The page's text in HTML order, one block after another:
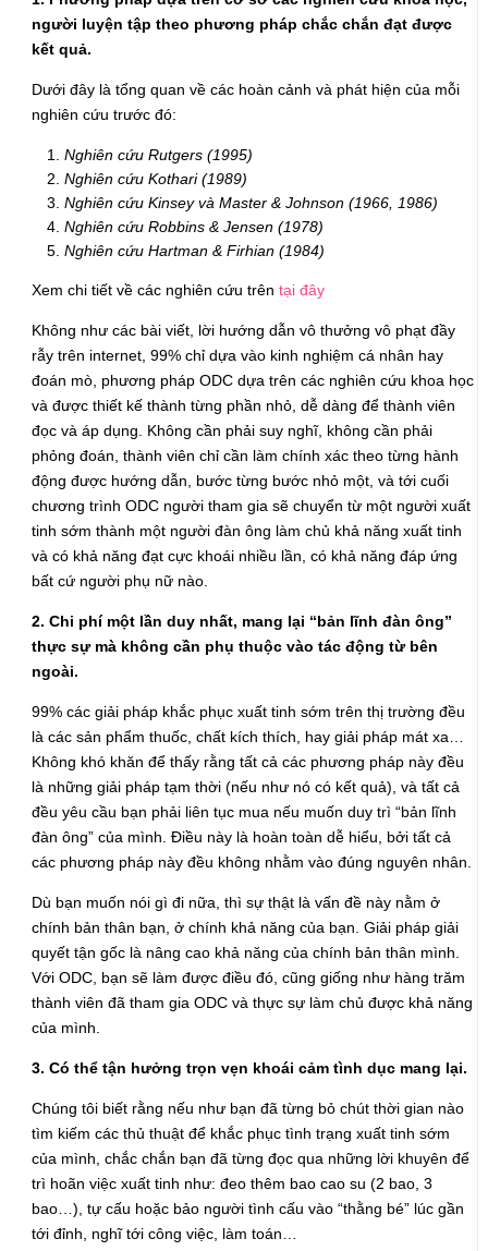
người luyện tập theo phương pháp chắc chắn đạt được
kết quả.
Dưới đây là tổng quan về các hoàn cảnh và phát hiện của mỗi
nghiên cứu trước đó:
Nghiên cứu Rutgers (1995)
Nghiên cứu Kothari (1989)
Nghiên cứu Kinsey và Master & Johnson (1966, 1986)
Nghiên cứu Robbins & Jensen (1978)
Nghiên cứu Hartman & Firhian (1984)
Xem chi tiết về các nghiên cứu trêntại đây
Không như các bài viết, lời hướng dẫn vô thưởng vô phạt đầy
rẫy trên internet, 99% chỉ dựa vào kinh nghiệm cá nhân hay
đoán mò, phương pháp ODC dựa trên các nghiên cứu khoa học
và được thiết kế thành từng phần nhỏ, dễ dàng để thành viên
đọc và áp dụng. Không cần phải suy nghĩ, không cần phải
phỏng đoán, thành viên chỉ cần làm chính xác theo từng hành
động được hướng dẫn, bước từng bước nhỏ một, và tới cuối
chương trình ODC người tham gia sẽ chuyển từ một người xuất
tinh sớm thành một người đàn ông làm chủ khả năng xuất tinh
và có khả năng đạt cực khoái nhiều lần, có khả năng đáp ứng
bất cứ người phụ nữ nào.
2. Chi phí một lần duy nhất, mang lại “bản lĩnh đàn ông”
thực sự mà không cần phụ thuộc vào tác động từ bên
ngoài.
99% các giải pháp khắc phục xuất tinh sớm trên thị trường đều
là các sản phẩm thuốc, chất kích thích, hay giải pháp mát xa…
Không khó khăn để thấy rằng tất cả các phương pháp này đều
là những giải pháp tạm thời (nếu như nó có kết quả), và tất cả
đều yêu cầu bạn phải liên tục mua nếu muốn duy trì “bản lĩnh
đàn ông” của mình. Điều này là hoàn toàn dễ hiểu, bởi tất cả
các phương pháp này đều không nhằm vào đúng nguyên nhân.
Dù bạn muốn nói gì đi nữa, thì sự thật là vấn đề này nằm ở
chính bản thân bạn, ở chính khả năng của bạn. Giải pháp giải
quyết tận gốc là nâng cao khả năng của chính bản thân mình.
Với ODC, bạn sẽ làm được điều đó, cũng giống như hàng trăm
thành viên đã tham gia ODC và thực sự làm chủ được khả năng
của mình.
3. Có thể tận hưởng trọn vẹn khoái cảm tình dục mang lại.
Chúng tôi biết rằng nếu như bạn đã từng bỏ chút thời gian nào
tìm kiếm các thủ thuật để khắc phục tình trạng xuất tinh sớm
của mình, chắc chắn bạn đã từng đọc qua những lời khuyên để
trì hoãn việc xuất tinh như: đeo thêm bao cao su (2 bao, 3
bao…), tự cấu hoặc bảo người tình cấu vào “thằng bé” lúc gần
tới đỉnh, nghĩ tới công việc, làm toán…